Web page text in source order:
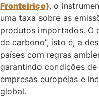
Fronteiriço), o
uma taxa sobre as
produtos importados. O
de carbono”, isto é, a
países com regras
garantindo condições
empresas europeias e
global.